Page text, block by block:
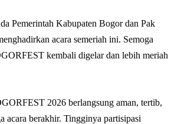
Pemerintah Kabupaten Bogor dan Pak
acara semeriah ini. Semoga
kembali digelar dan lebih meriah
2026 berlangsung aman, tertib,
acara berakhir. Tingginya partisipasi